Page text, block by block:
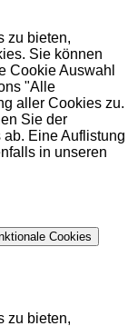
zu bieten,
Sie können
Cookie Auswahl
"Alle
aller Cookies zu.
Sie der
Eine Auflistung
in unseren
Cookies
zu bieten,